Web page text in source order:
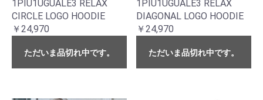
1PIU1UGUALE3 RELAX
CIRCLE LOGO HOODIE
￥24,970
ただいま品切れ中です。
1PIU1UGUALE3 RELAX
DIAGONAL LOGO HOODIE
￥24,970
ただいま品切れ中です。